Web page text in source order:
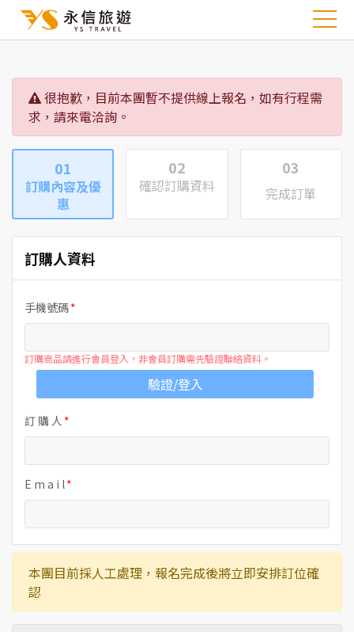
很抱歉，目前本團暫不提供線上報名，如有行程需
求，請來電洽詢。
01
訂購內容及優
惠
02
確認訂購資料
03
完成訂單
訂購人資料
手機號碼
訂購商品請進行會員登入，非會員訂購需先驗證聯絡資料。
驗證/登入
訂 購 人
E m a i l
本團目前採人工處理，報名完成後將立即安排訂位確
認